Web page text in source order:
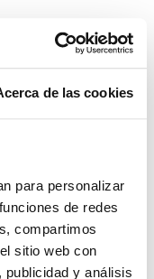
de las cookies
para personalizar
de redes
compartimos
sitio web con
y análisis